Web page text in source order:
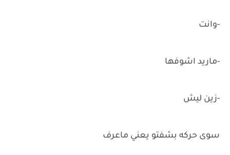
-وانت
-ماريد اشوفها
-زين ليش
سوى حركه بشفتو يعني ماعرف